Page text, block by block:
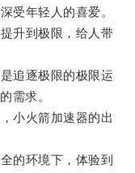
年轻人的喜爱。
升到极限，给人带
追逐极限的极限运
需求。
小火箭加速器的出
的环境下，体验到